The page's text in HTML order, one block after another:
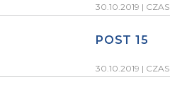
30.10.2019 | CZAS
POST 15
30.10.2019 | CZAS